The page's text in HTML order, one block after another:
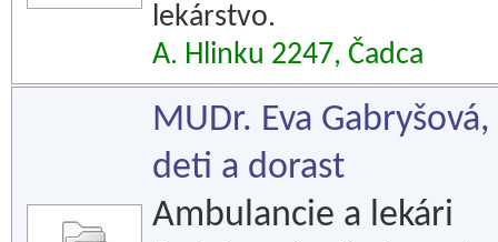
lekárstvo.
A. Hlinku 2247, Čadca
MUDr. Eva
deti a dorast
Ambulancie a lekári